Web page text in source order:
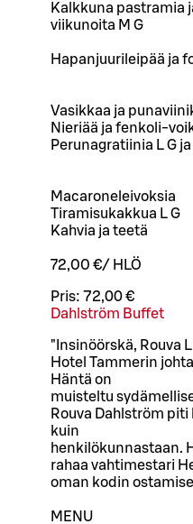
Kalkkuna pastramia
viikunoita M G
Hapanjuurileipää ja
Vasikkaa ja
Nieriää ja fenkoli-
Perunagratiinia L G
Macaroneleivoksia
Tiramisukakkua L G
Kahvia ja teetä
72,00 €/ HLÖ
Pris: 72,00 €
Dahlström Buffet
"Insinöörskä, Rouva
Hotel Tammerin
Häntä on
muisteltu
Rouva Dahlström
kuin
henkilökunnastaan.
rahaa vahtimestari
oman kodin
MENU